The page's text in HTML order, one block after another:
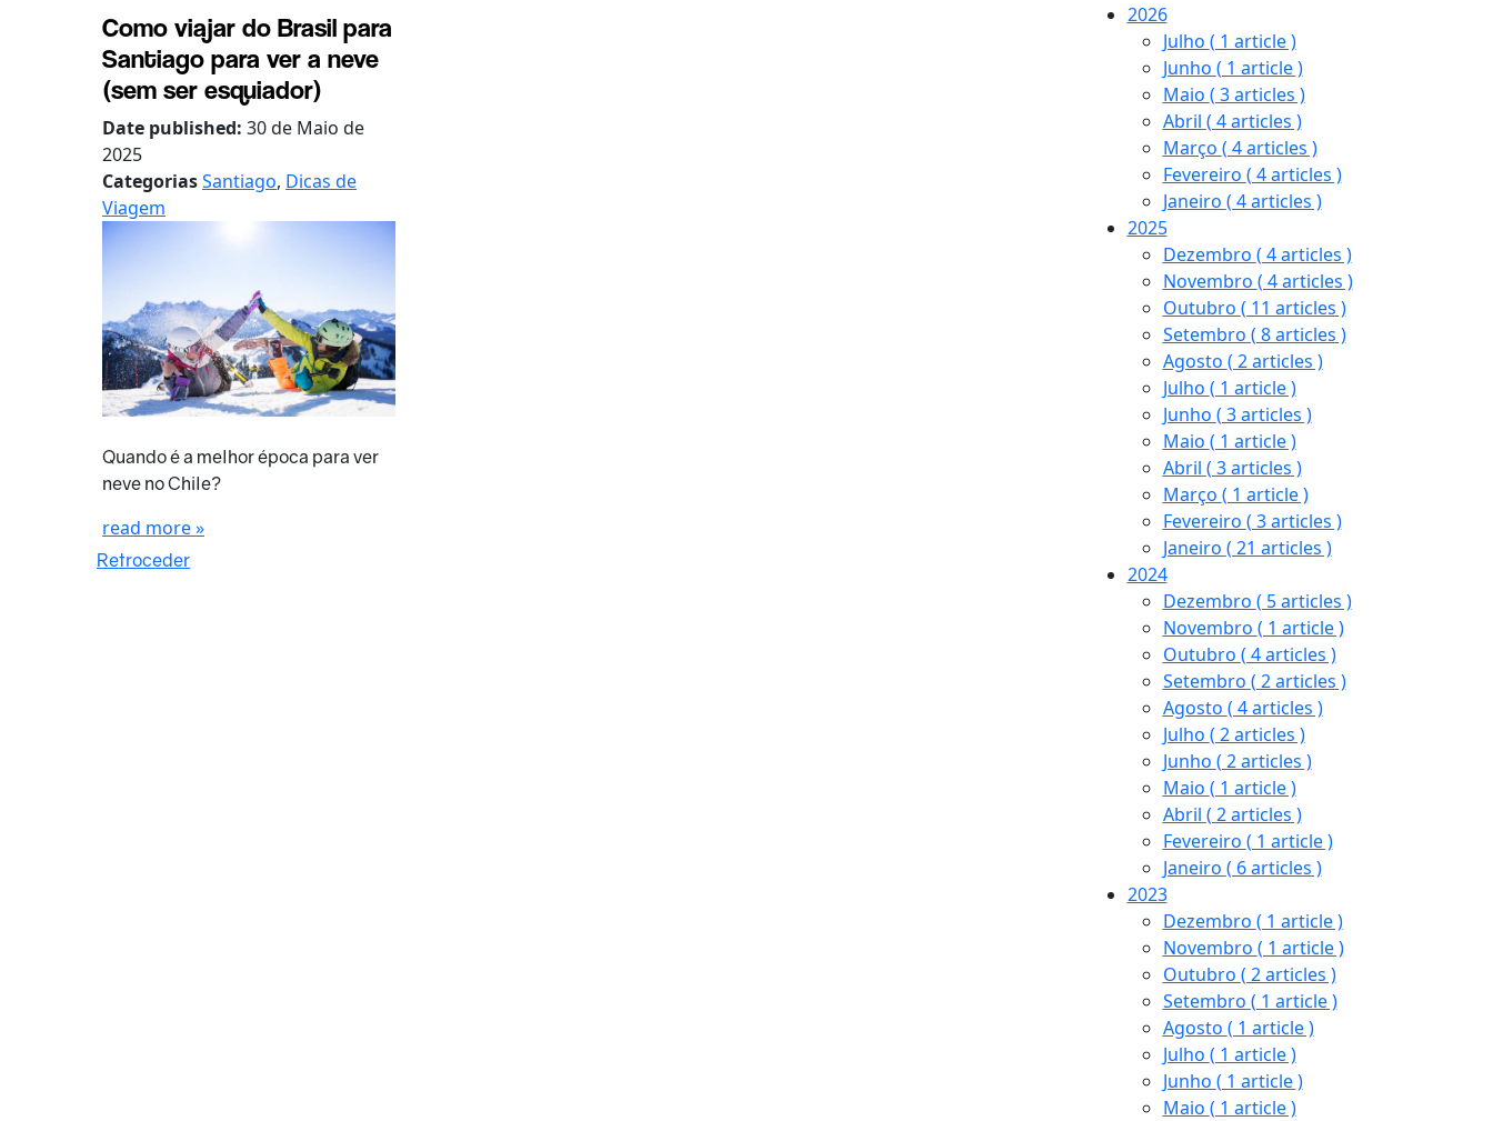
Como viajar do Brasil para
Santiago para ver a neve
(sem ser esquiador)
Date published: 30 de Maio de
2025
CategoriasSantiago, Dicas de
Viagem
Quando é a melhor época para ver
neve no Chile?
read more »
Retroceder
2026
Julho ( 1 article )
Junho ( 1 article )
Maio ( 3 articles )
Abril ( 4 articles )
Março ( 4 articles )
Fevereiro ( 4 articles )
Janeiro ( 4 articles )
2025
Dezembro ( 4 articles )
Novembro ( 4 articles )
Outubro ( 11 articles )
Setembro ( 8 articles )
Agosto ( 2 articles )
Julho ( 1 article )
Junho ( 3 articles )
Maio ( 1 article )
Abril ( 3 articles )
Março ( 1 article )
Fevereiro ( 3 articles )
Janeiro ( 21 articles )
2024
Dezembro ( 5 articles )
Novembro ( 1 article )
Outubro ( 4 articles )
Setembro ( 2 articles )
Agosto ( 4 articles )
Julho ( 2 articles )
Junho ( 2 articles )
Maio ( 1 article )
Abril ( 2 articles )
Fevereiro ( 1 article )
Janeiro ( 6 articles )
2023
Dezembro ( 1 article )
Novembro ( 1 article )
Outubro ( 2 articles )
Setembro ( 1 article )
Agosto ( 1 article )
Julho ( 1 article )
Junho ( 1 article )
Maio ( 1 article )